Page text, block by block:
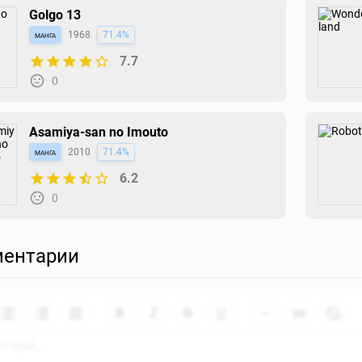
Golgo 13
манга 1968 71.4%
7.7
0
Asamiya-san no Imouto
манга 2010 71.4%
6.2
0